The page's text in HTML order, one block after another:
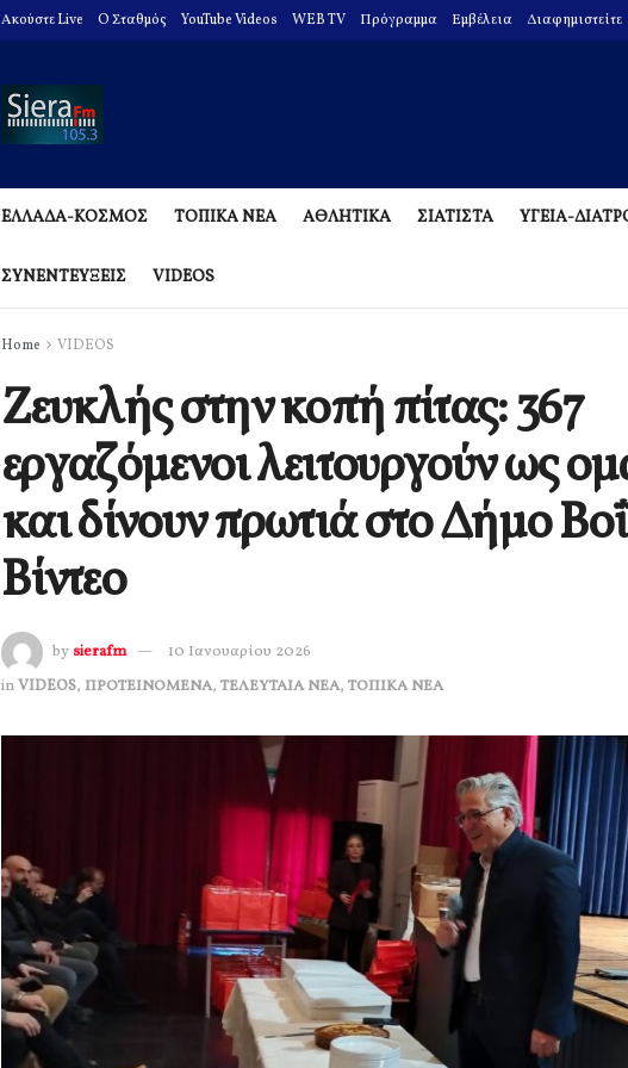
Ακούστε Live O Σταθμός YouTube Videos WEB TV Πρόγραμμα Εμβέλεια Διαφημιστείτε
ΕΛΛΑΔΑ-ΚΟΣΜΟΣ ΤΟΠΙΚΑ ΝΕΑ ΑΘΛΗΤΙΚΑ ΣΙΑΤΙΣΤΑ ΥΓΕΙΑ-
ΣΥΝΕΝΤΕΥΞΕΙΣ VIDEOS
Home VIDEOS
Ζευκλής στην κοπή πίτας: 367
εργαζόμενοι λειτουργούν ως
και δίνουν πρωτιά στο Δήμο
Βίντεο
by sierafm
10 Ιανουαρίου 2026
inVIDEOS, ΠΡΟΤΕΙΝΟΜΕΝΑ, ΤΕΛΕΥΤΑΙΑ ΝΕΑ, ΤΟΠΙΚΑ ΝΕΑ